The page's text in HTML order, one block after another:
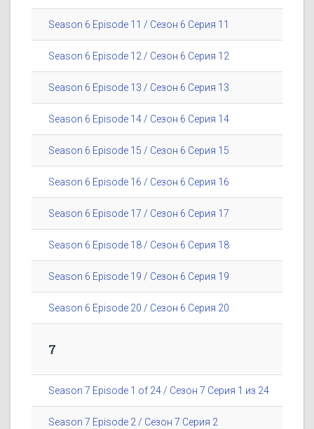
Season 6 Episode 11 / Сезон 6 Серия 11
Season 6 Episode 12 / Сезон 6 Серия 12
Season 6 Episode 13 / Сезон 6 Серия 13
Season 6 Episode 14 / Сезон 6 Серия 14
Season 6 Episode 15 / Сезон 6 Серия 15
Season 6 Episode 16 / Сезон 6 Серия 16
Season 6 Episode 17 / Сезон 6 Серия 17
Season 6 Episode 18 / Сезон 6 Серия 18
Season 6 Episode 19 / Сезон 6 Серия 19
Season 6 Episode 20 / Сезон 6 Серия 20
7
Season 7 Episode 1 of 24 / Сезон 7 Серия 1 из 24
Season 7 Episode 2 / Сезон 7 Серия 2